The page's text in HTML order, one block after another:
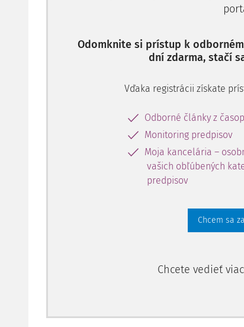
Odomknite si prístup k
dní zdarma, stačí
Vďaka registrácii získate
Odborné články z
Monitoring predpisov
Moja kancelária –
vašich obľúbených
predpisov
Chcem sa
Chcete vedieť